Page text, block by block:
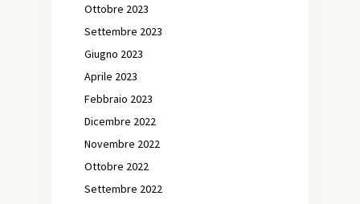
Ottobre 2023
Settembre 2023
Giugno 2023
Aprile 2023
Febbraio 2023
Dicembre 2022
Novembre 2022
Ottobre 2022
Settembre 2022